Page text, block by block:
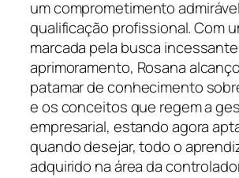
um comprometimento
qualificação profissional. Com
marcada pela busca
aprimoramento, Rosana
patamar de conhecimento
e os conceitos que regem a
empresarial, estando agora
quando desejar, todo o
adquirido na área da